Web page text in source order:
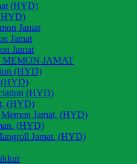
(HYD)
Jamat
Jamat
Jamat
MEMON JAMAT
(HYD)
(HYD)
(HYD)
(HYD)
Memon Jamat. (HYD)
(HYD)
Jamat. (HYD)